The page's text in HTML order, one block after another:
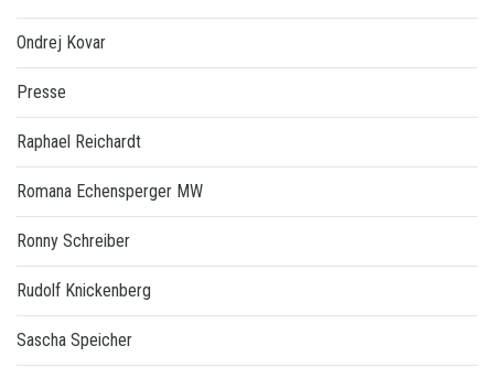
Ondrej Kovar
Presse
Raphael Reichardt
Romana Echensperger MW
Ronny Schreiber
Rudolf Knickenberg
Sascha Speicher